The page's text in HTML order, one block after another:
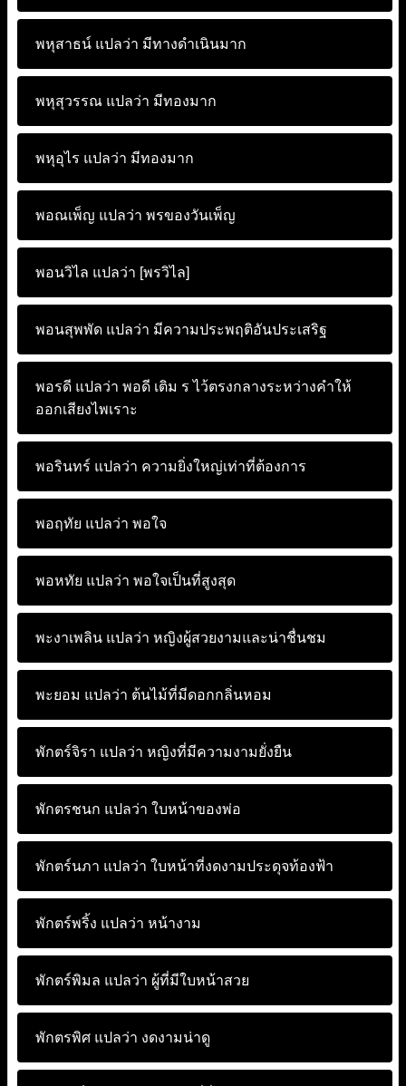
พหุสาธน์ แปลว่า มีทางดำเนินมาก
พหุสุวรรณ แปลว่า มีทองมาก
พหุอุไร แปลว่า มีทองมาก
พอณเพ็ญ แปลว่า พรของวันเพ็ญ
พอนวิไล แปลว่า [พรวิไล]
พอนสุพพัด แปลว่า มีความประพฤติอันประเสริฐ
พอรดี แปลว่า พอดี เติม ร ไว้ตรงกลางระหว่างคำให้
ออกเสียงไพเราะ
พอรินทร์ แปลว่า ความยิ่งใหญ่เท่าที่ต้องการ
พอฤทัย แปลว่า พอใจ
พอหทัย แปลว่า พอใจเป็นที่สูงสุด
พะงาเพลิน แปลว่า หญิงผู้สวยงามและน่าชื่นชม
พะยอม แปลว่า ต้นไม้ที่มีดอกกลิ่นหอม
พักตร์จิรา แปลว่า หญิงที่มีความงามยั่งยืน
พักตรชนก แปลว่า ใบหน้าของพ่อ
พักตร์นภา แปลว่า ใบหน้าที่งดงามประดุจท้องฟ้า
พักตร์พริ้ง แปลว่า หน้างาม
พักตร์พิมล แปลว่า ผู้ที่มีใบหน้าสวย
พักตรพิศ แปลว่า งดงามน่าดู